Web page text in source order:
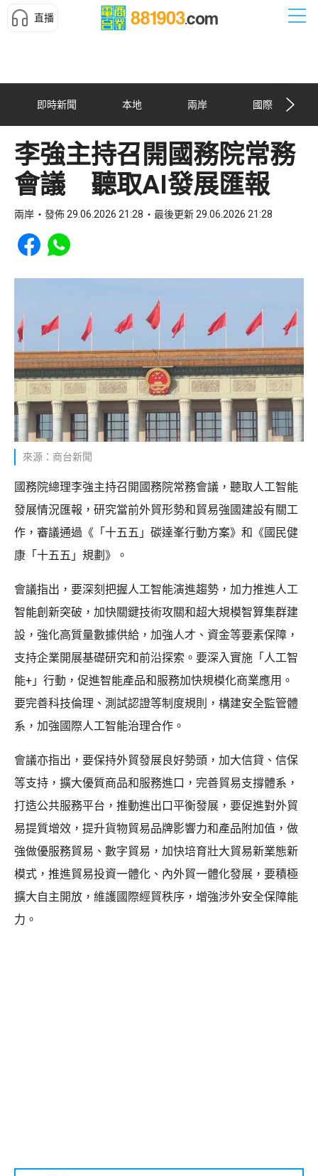
直播
即時新聞 本地 兩岸 國際
李強主持召開國務院常務
會議 聽取AI發展匯報
兩岸 發佈 29.06.2026 21:28 最後更新 29.06.2026 21:28
Share to Facebook
Share to WhatsApp
來源：商台新聞
國務院總理李強主持召開國務院常務會議，聽取人工智能
發展情況匯報，研究當前外貿形勢和貿易強國建設有關工
作，審議通過《「十五五」碳達峯行動方案》和《國民健
康「十五五」規劃》。
會議指出，要深刻把握人工智能演進趨勢，加力推進人工
智能創新突破，加快關鍵技術攻關和超大規模智算集群建
設，強化高質量數據供給，加強人才、資金等要素保障，
支持企業開展基礎研究和前沿探索。要深入實施「人工智
能+」行動，促進智能產品和服務加快規模化商業應用。
要完善科技倫理、測試認證等制度規則，構建安全監管體
系，加強國際人工智能治理合作。
會議亦指出，要保持外貿發展良好勢頭，加大信貸、信保
等支持，擴大優質商品和服務進口，完善貿易支撐體系，
打造公共服務平台，推動進出口平衡發展，要促進對外貿
易提質增效，提升貨物貿易品牌影響力和產品附加值，做
強做優服務貿易、數字貿易，加快培育壯大貿易新業態新
模式，推進貿易投資一體化、內外貿一體化發展，要積極
擴大自主開放，維護國際經貿秩序，增強涉外安全保障能
力。